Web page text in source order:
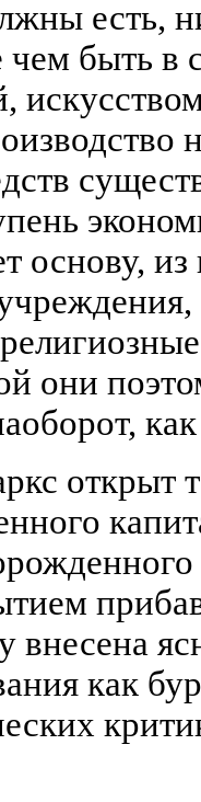
есть,
чем быть в
основу,
они
открыт
внесена
как